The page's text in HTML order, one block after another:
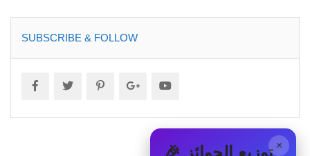
SUBSCRIBE & FOLLOW
× 🎉 توزيع الجوائز